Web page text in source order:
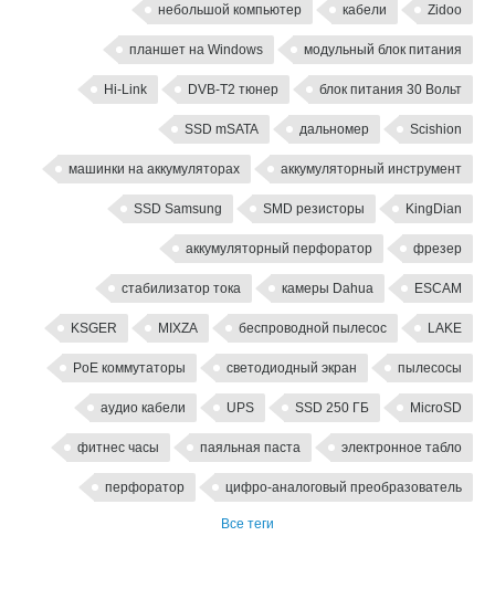
небольшой компьютер кабели Zidoo
планшет на Windows модульный блок питания
Hi-Link DVB-T2 тюнер блок питания 30 Вольт
SSD mSATA дальномер Scishion
машинки на аккумуляторах аккумуляторный инструмент
SSD Samsung SMD резисторы KingDian
аккумуляторный перфоратор фрезер
стабилизатор тока камеры Dahua ESCAM
KSGER MIXZA беспроводной пылесос LAKE
PoE коммутаторы светодиодный экран пылесосы
аудио кабели UPS SSD 250 ГБ MicroSD
фитнес часы паяльная паста электронное табло
перфоратор цифро-аналоговый преобразователь
Все теги